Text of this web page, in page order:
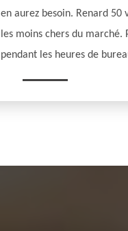
en aurez besoin. Renard 50
les moins chers du marché.
pendant les heures de